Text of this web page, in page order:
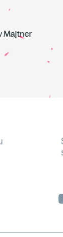
Majtner